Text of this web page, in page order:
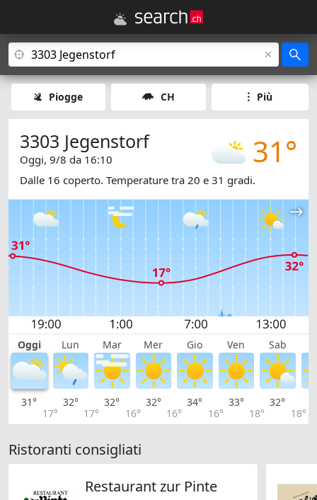
Piogge CH Più
31°
3303 Jegenstorf
Oggi, 9/8 da 16:10
Dalle 16 coperto. Temperature tra 20 e 31 gradi.
Oggi Lun Mar Mer Gio Ven Sab
31°
17°
32°
17°
32°
16°
32°
16°
34°
16°
33°
18°
32°
18°
Ristoranti consigliati
Restaurant zur Pinte